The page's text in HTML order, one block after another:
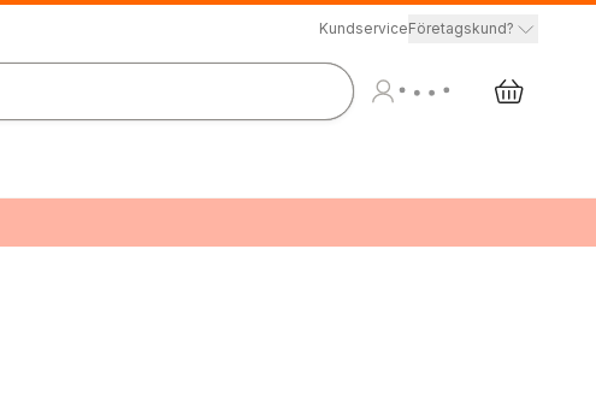
KundserviceFöretagskund?